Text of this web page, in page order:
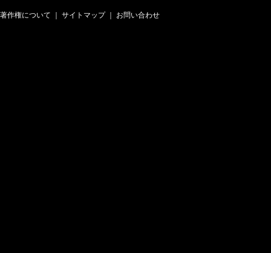
著作権について サイトマップ｜ お問い合わせ